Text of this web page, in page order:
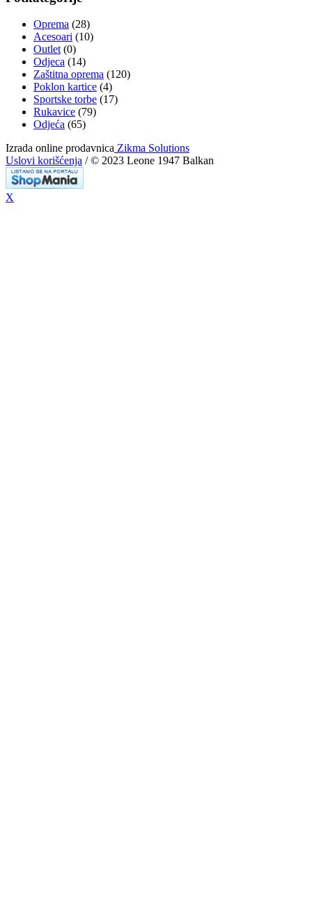
Oprema (28)
Acesoari (10)
Outlet (0)
Odjeca (14)
Zaštitna oprema (120)
Poklon kartice (4)
Sportske torbe (17)
Rukavice (79)
Odjeća (65)
Izrada online prodavnica Zikma Solutions
Uslovi korišćenja / © 2023 Leone 1947 Balkan
X